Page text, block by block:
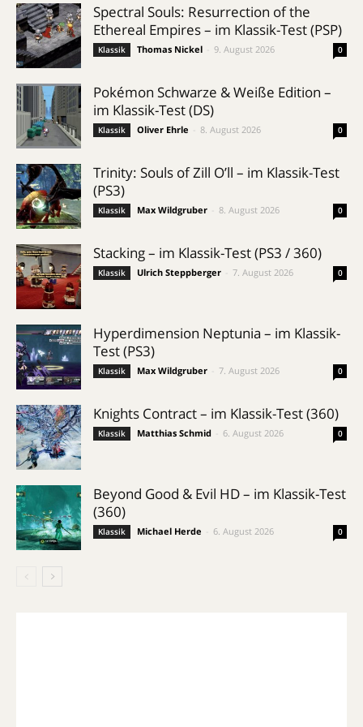
Spectral Souls: Resurrection of the
Ethereal Empires – im Klassik-Test (PSP)
Klassik Thomas Nickel 9. August 2026 0
Pokémon Schwarze & Weiße Edition –
im Klassik-Test (DS)
Klassik Oliver Ehrle 8. August 2026 0
Trinity: Souls of Zill O’ll – im Klassik-Test
(PS3)
Klassik Max Wildgruber 8. August 2026 0
Stacking – im Klassik-Test (PS3 / 360)
Klassik Ulrich Steppberger 7. August 2026 0
Hyperdimension Neptunia – im Klassik-
Test (PS3)
Klassik Max Wildgruber 7. August 2026 0
Knights Contract – im Klassik-Test (360)
Klassik Matthias Schmid 6. August 2026 0
Beyond Good & Evil HD – im Klassik-Test
(360)
Klassik Michael Herde 6. August 2026 0